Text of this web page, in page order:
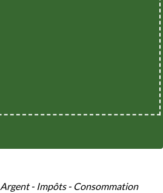
Argent - Impôts - Consommation